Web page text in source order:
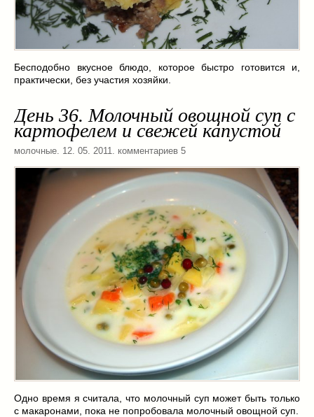
Бесподобно вкусное блюдо, которое быстро готовится и,
практически, без участия хозяйки.
День 36. Молочный овощной суп с
картофелем и свежей капустой
молочные . 12. 05. 2011. комментариев 5
Одно время я считала, что молочный суп может быть только
с макаронами, пока не попробовала молочный овощной суп.